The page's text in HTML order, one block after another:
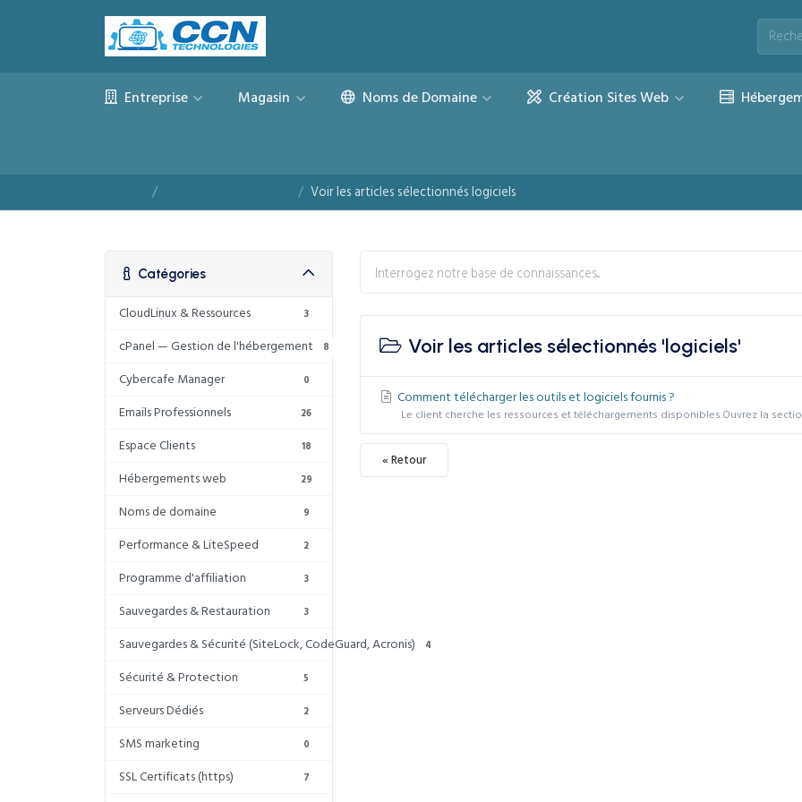
Entreprise Magasin Noms de Domaine Création Sites Web
Voir les articles sélectionnés logiciels
Catégories
CloudLinux & Ressources 3
cPanel — Gestion de l'hébergement 8
Cybercafe Manager 0
Emails Professionnels 26
Espace Clients 18
Hébergements web 29
Noms de domaine 9
Performance & LiteSpeed 2
Programme d'affiliation 3
Sauvegardes & Restauration 3
Sauvegardes & Sécurité (SiteLock, CodeGuard, Acronis) 4
Sécurité & Protection 5
Serveurs Dédiés 2
SMS marketing 0
SSL Certificats (https) 7
Voir les articles sélectionnés 'logiciels'
Comment télécharger les outils et logiciels fournis ?
Le client cherche les ressources et téléchargements disponibles.Ouvrez la
« Retour